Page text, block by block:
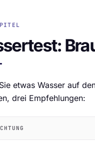
etwas Wasser auf
drei Empfehlungen: